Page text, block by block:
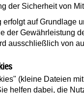
der Sicherheit von
erfolgt auf Grundlage
der Gewährleistung
ausschließlich von
(kleine Dateien
helfen dabei, die